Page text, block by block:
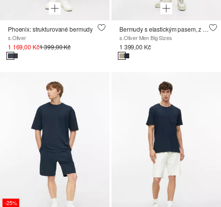
Phoenix: strukturované bermudy
s.Oliver
1 169,00 Kč1 399,00 Kč
Bermudy s elastickým pasem, z bavlny
s.Oliver Men Big Sizes
1 399,00 Kč
-25%